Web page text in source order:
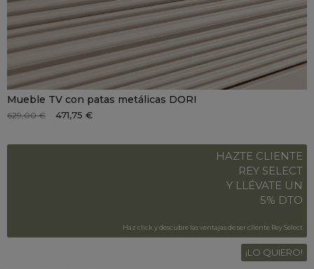
Mueble TV con patas metálicas DORI
629,00 € 471,75 €
HAZTE CLIENTE
REY SELECT
Y LLÉVATE UN
5% DTO
Haz click y descubre las ventajas de ser cliente Rey Select
¡LO QUIERO!